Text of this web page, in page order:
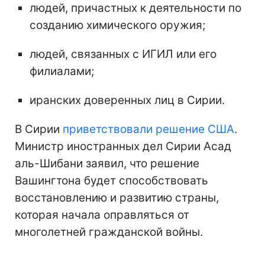
людей, причастных к деятельности по
созданию химического оружия;
людей, связанных с ИГИЛ или его
филиалами;
иранских доверенных лиц в Сирии.
В Сирии приветствовали решение США.
Министр иностранных дел Сирии Асад
аль-Шибани заявил, что решение
Вашингтона будет способствовать
восстановлению и развитию страны,
которая начала оправляться от
многолетней гражданской войны.